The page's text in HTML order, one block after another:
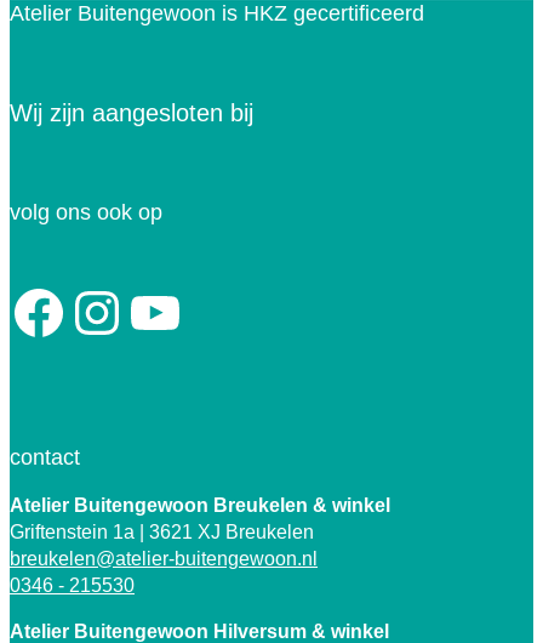
Atelier Buitengewoon is HKZ gecertificeerd
Wij zijn aangesloten bij
volg ons ook op
Facebook
Instagram
YouTube
contact
Atelier Buitengewoon Breukelen & winkel
Griftenstein 1a | 3621 XJ Breukelen
breukelen@atelier-buitengewoon.nl
0346 - 215530
Atelier Buitengewoon Hilversum & winkel